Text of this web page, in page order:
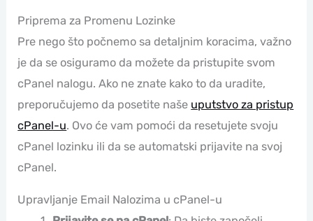
Priprema za Promenu Lozinke
Pre nego što počnemo sa detaljnim koracima, važno
je da se osiguramo da možete da pristupite svom
cPanel nalogu. Ako ne znate kako to da uradite,
preporučujemo da posetite naše uputstvo za pristup
cPanel-u. Ovo će vam pomoći da resetujete svoju
cPanel lozinku ili da se automatski prijavite na svoj
cPanel.
Upravljanje Email Nalozima u cPanel-u